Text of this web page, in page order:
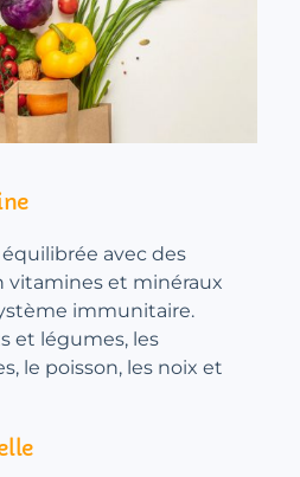
avec des
vitamines et minéraux
immunitaire.
et légumes, les
le poisson, les noix et